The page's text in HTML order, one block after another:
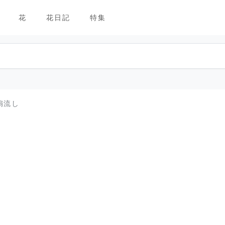
花 花日記 特集
し